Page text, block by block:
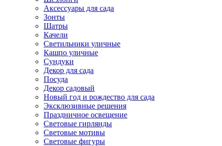
Аксессуары для сада
Зонты
Шатры
Качели
Cветильники уличные
Кашпо уличные
Сундуки
Декор для сада
Посуда
Декор садовый
Новый год и рождество для сада
Эксклюзивные решения
Праздничное освещение
Световые гирлянды
Световые мотивы
Световые фигуры